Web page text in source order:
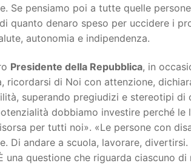
Se pensiamo poi a tutte quelle
quanto denaro speso per uccidere i
autonomia e indipendenza.
Presidente della Repubblica, in
ricordarsi di Noi con attenzione,
superando pregiudizi e stereotipi
dobbiamo investire perché
per tutti noi». «Le persone con
Di andare a scuola, lavorare,
questione che riguarda ciascuno